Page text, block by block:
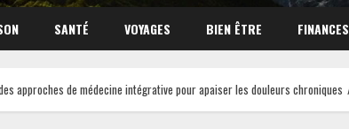
SANTÉ VOYAGES BIEN ÊTRE FINANCES
approches de médecine intégrative pour apaiser les douleurs chroniques